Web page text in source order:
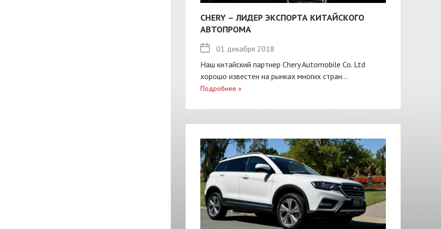
CHERY – ЛИДЕР ЭКСПОРТА КИТАЙСКОГО
АВТОПРОМА
01 декабря 2018
Наш китайский партнер Chery Automobile Co. Ltd
хорошо известен на рынках многих стран...
Подробнее »